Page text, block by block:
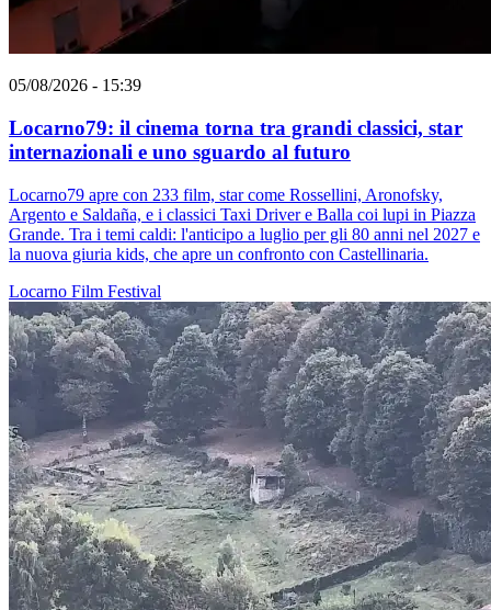
05/08/2026 - 15:39
Locarno79: il cinema torna tra grandi classici, star
internazionali e uno sguardo al futuro
Locarno79 apre con 233 film, star come Rossellini, Aronofsky,
Argento e Saldaña, e i classici Taxi Driver e Balla coi lupi in Piazza
Grande. Tra i temi caldi: l'anticipo a luglio per gli 80 anni nel 2027 e
la nuova giuria kids, che apre un confronto con Castellinaria.
Locarno Film Festival